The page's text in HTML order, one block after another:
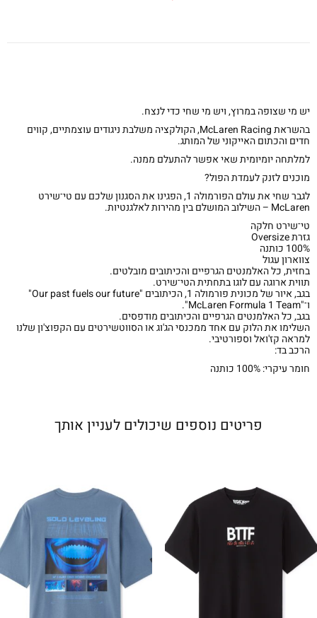
יש מי שצופה במרוץ, ויש מי שחי כדי לנצח.
בהשראת McLaren Racing, הקולקציה משלבת ניגודים עוצמתיים, קווים
חדים והכתום האייקוני של המותג.
למלתחה יומיומית שאי אפשר להתעלם ממנה.
מוכנים לזנק לעמדת הפול?
לגבר שחי את עולם הפורמולה 1, הפגינו את הסגנון שלכם עם טי־שירט
McLaren – השילוב המושלם בין מהירות לאלגנטיות.
טי־שירט חלקה
גזרת Oversize
100% כותנה
צווארון עגול
בחזית, כל האלמנטים הגרפיים והכיתובים מובלטים.
תווית ארוגה עם לוגו בתחתית הטי־שירט.
בגב, איור של מכונית פורמולה 1, הכיתובים "Our past fuels our future"
ו־"McLaren Formula 1 Team".
בגב, כל האלמנטים הגרפיים והכיתובים מודפסים.
השלימו את הלוק עם אחד ממכנסי הג'וג או הסווטשירטים עם הקפוצ'ון שלנו
למראה קז'ואל וספורטיבי.
הרכב בד:
חומר עיקרי: 100% כותנה
פריטים נוספים שיכולים לעניין אותך